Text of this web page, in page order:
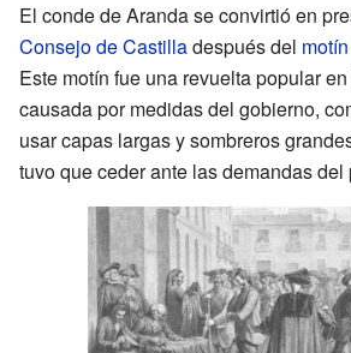
El conde de Aranda se convirtió en
Consejo de Castilladespués del
Este motín fue una revuelta popular
causada por medidas del gobierno,
usar capas largas y sombreros
tuvo que ceder ante las demandas del